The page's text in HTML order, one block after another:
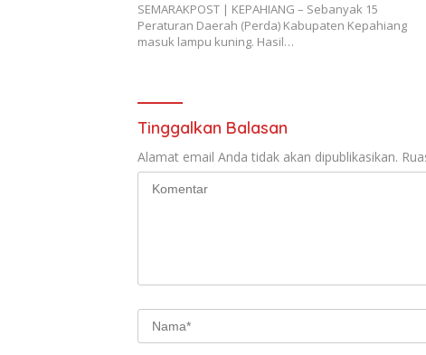
SEMARAKPOST | KEPAHIANG – Sebanyak 15
Peraturan Daerah (Perda) Kabupaten Kepahiang
masuk lampu kuning. Hasil…
Tinggalkan Balasan
Alamat email Anda tidak akan dipublikasikan.